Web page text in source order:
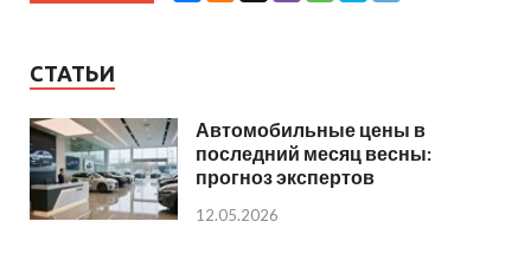
СТАТЬИ
Автомобильные цены в
последний месяц весны:
прогноз экспертов
12.05.2026